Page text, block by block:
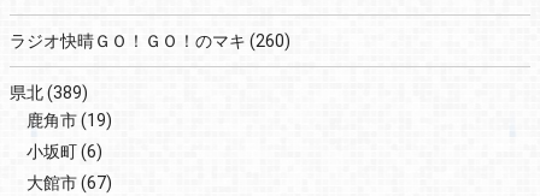
ラジオ快晴ＧＯ！ＧＯ！のマキ (260)
県北(389)
鹿角市(19)
小坂町(6)
大館市(67)